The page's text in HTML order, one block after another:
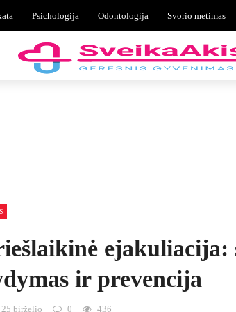
Psichologija Odontologija Svorio metimas
ejakuliacija:
ir prevencija
birželio 0 436